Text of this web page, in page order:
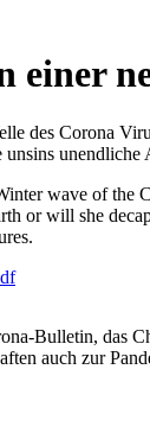
einer
des Corona
wave of the
or will she
Bulletin, das
auch zur